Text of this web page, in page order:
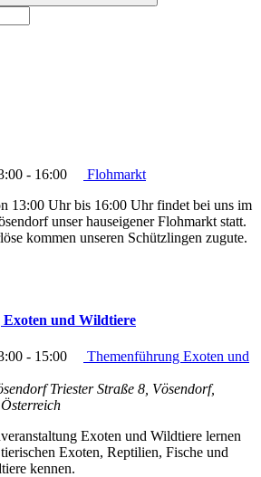
- 16:00
Flohmarkt
13:00 Uhr bis 16:00 Uhr findet bei uns im
unser hauseigener Flohmarkt statt.
kommen unseren Schützlingen zugute.
und Wildtiere
- 15:00
Themenführung Exoten und
Triester Straße 8, Vösendorf,
Exoten und Wildtiere lernen
Exoten, Reptilien, Fische und
kennen.